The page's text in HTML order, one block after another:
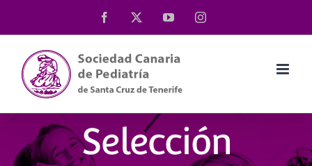
al
contenido
Facebook YouTubeInstagram
Selección